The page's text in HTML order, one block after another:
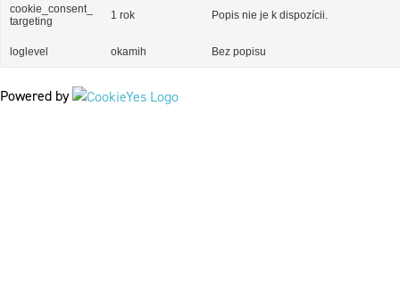
cookie_consent_
targeting
1 rok Popis nie je k dispozícii.
loglevel okamih Bez popisu
Powered by